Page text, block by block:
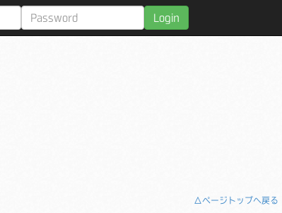
Login
△ページトップへ戻る